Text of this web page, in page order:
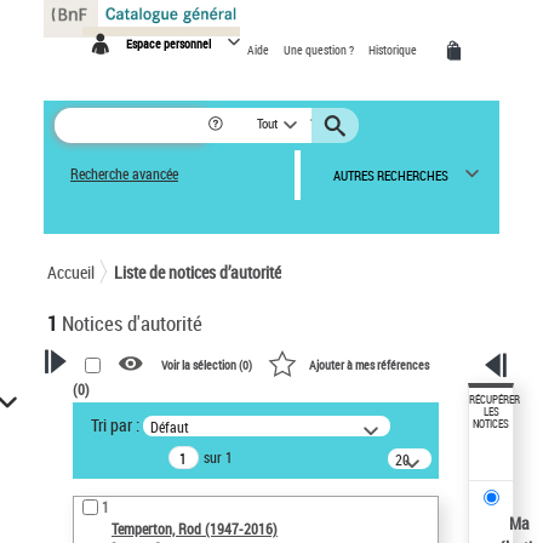
Espace personnel Aide Une question ? Historique
Tout
Recherche avancée AUTRES RECHERCHES
Accueil Liste de notices d’autorité
1 Notices d'autorité
VOTRE RECHERCHE
Recherche avancée dans les
notices d’autorité
Œuvres liées à l'auteur :
Temperton, Rod (1947-2016)
Voir la sélection (0) Ajouter à mes références
(0)
Tri par : Défaut
sur 1
20
résultats/page
1
Temperton, Rod (1947-2016)
RÉCUPÉRER
LES
NOTICES
Ma
Panneau de gestion des cookies